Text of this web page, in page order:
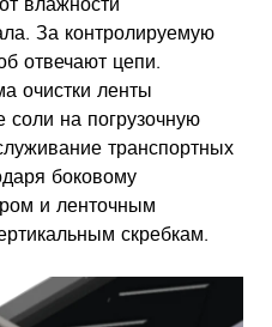
За контролируемую
отвечают цепи.
очистки ленты
на погрузочную
транспортных
боковому
и ленточным
скребкам.